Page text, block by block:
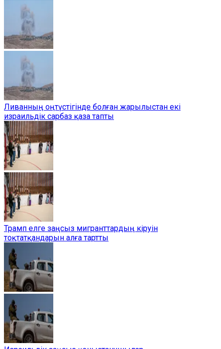
Ливанның оңтүстігінде болған жарылыстан екі
израильдік сарбаз қаза тапты
Трамп елге заңсыз мигранттардың кіруін
тоқтатқандарын алға тартты